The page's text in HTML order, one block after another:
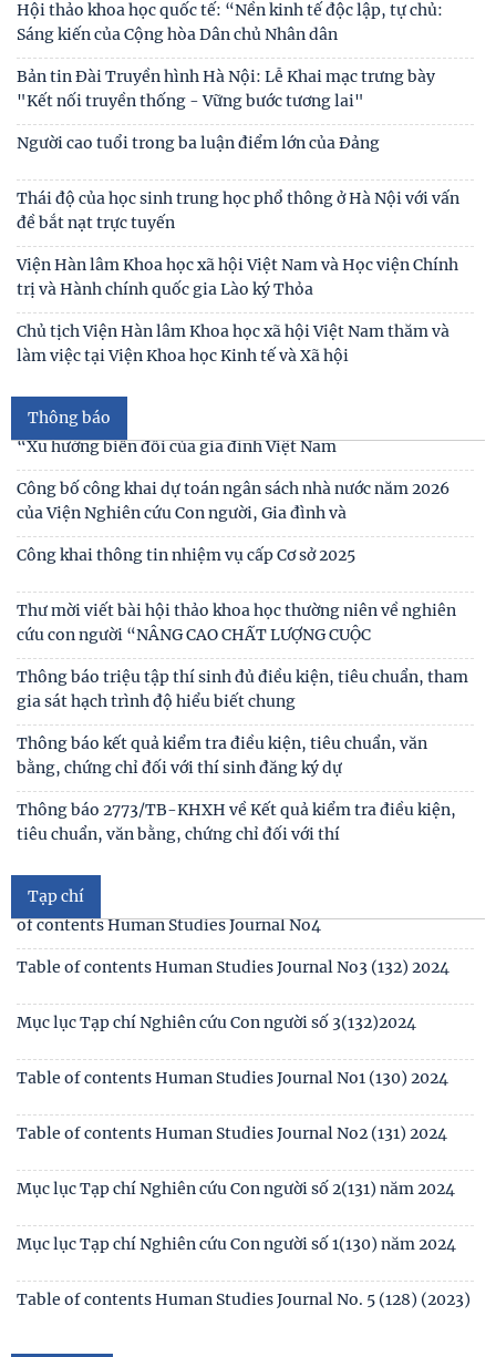
Hội thảo khoa học quốc tế: “Nền kinh tế độc lập, tự chủ:
Sáng kiến của Cộng hòa Dân chủ Nhân dân
Bản tin Đài Truyền hình Hà Nội: Lễ Khai mạc trưng bày
"Kết nối truyền thống - Vững bước tương lai"
Người cao tuổi trong ba luận điểm lớn của Đảng
Thái độ của học sinh trung học phổ thông ở Hà Nội với vấn
đề bắt nạt trực tuyến
Viện Hàn lâm Khoa học xã hội Việt Nam và Học viện Chính
trị và Hành chính quốc gia Lào ký Thỏa
Chủ tịch Viện Hàn lâm Khoa học xã hội Việt Nam thăm và
làm việc tại Viện Khoa học Kinh tế và Xã hội
Thông báo
Thư cảm ơn
Thư mời viết bài tham gia Hội thảo khoa học “Chăm sóc,
giáo dục trẻ em trong kỷ nguyên số”
Thư mời viết bài Hội thảo khoa học quốc tế “Gia đình Châu
Thư mời viết báo cáo tham luận Hội thảo khoa học quốc gia
“Xu hướng biến đổi của gia đình Việt Nam
Công bố công khai dự toán ngân sách nhà nước năm 2026
của Viện Nghiên cứu Con người, Gia đình và
Công khai thông tin nhiệm vụ cấp Cơ sở 2025
Thư mời viết bài hội thảo khoa học thường niên về nghiên
cứu con người “NÂNG CAO CHẤT LƯỢNG CUỘC
Thông báo triệu tập thí sinh đủ điều kiện, tiêu chuẩn, tham
gia sát hạch trình độ hiểu biết chung
Thông báo kết quả kiểm tra điều kiện, tiêu chuẩn, văn
bằng, chứng chỉ đối với thí sinh đăng ký dự
Thông báo 2773/TB-KHXH về Kết quả kiểm tra điều kiện,
tiêu chuẩn, văn bằng, chứng chỉ đối với thí
Tạp chí
Mục lục tạp chí Nghiên cứu Con người số 6 (135) 2024/Table
of contents Human Studies Journal No6
Mục lục tạp chí Nghiên cứu Con người số 5 (134) 2024 /Table
Mục lục tạp chí Nghiên cứu Con người số 4 (133) 2024 /Table
of contents Human Studies Journal No4
Table of contents Human Studies Journal No3 (132) 2024
Mục lục Tạp chí Nghiên cứu Con người số 3(132)2024
Table of contents Human Studies Journal No1 (130) 2024
Table of contents Human Studies Journal No2 (131) 2024
Mục lục Tạp chí Nghiên cứu Con người số 2(131) năm 2024
Mục lục Tạp chí Nghiên cứu Con người số 1(130) năm 2024
Table of contents Human Studies Journal No. 5 (128) (2023)
Số 1(04) 2026
Giới thiệu sách mới: Xã hội học Gia đình